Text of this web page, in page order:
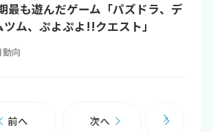
最も遊んだゲーム「パズドラ、デ
ム、ぷよぷよ!!クエスト」
向
前へ 次へ